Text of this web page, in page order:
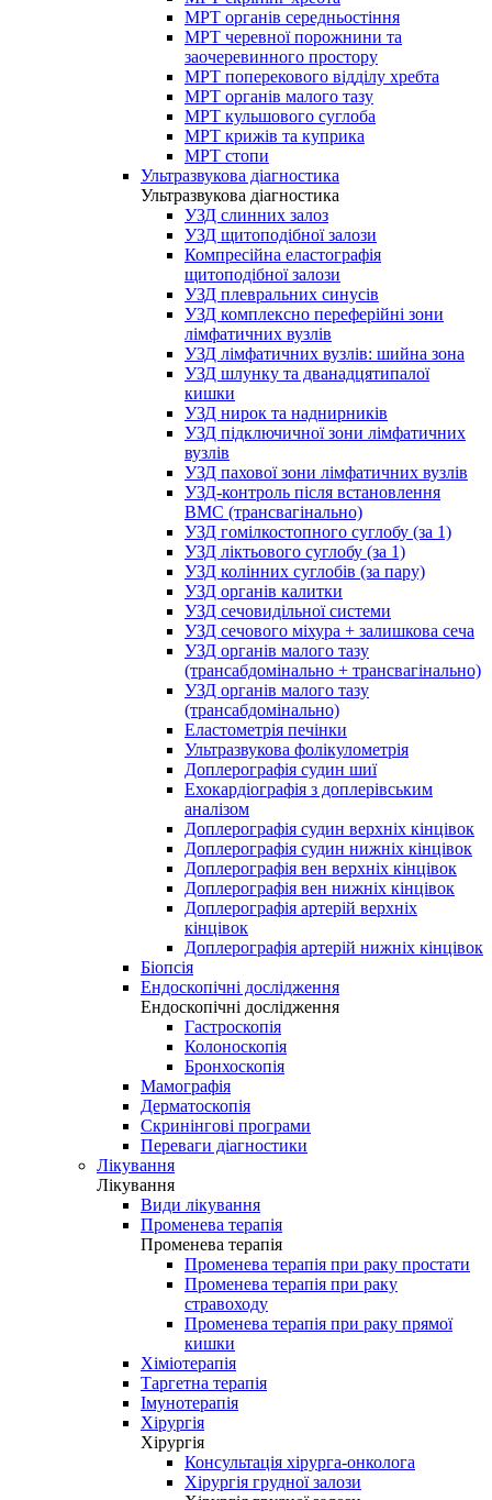
МРТ органів середньостіння
МРТ черевної порожнини та
заочеревинного простору
МРТ поперекового відділу хребта
МРТ органів малого тазу
МРТ кульшового суглоба
МРТ крижів та куприка
МРТ стопи
Ультразвукова діагностика
Ультразвукова діагностика
УЗД слинних залоз
УЗД щитоподібної залози
Компресійна еластографія
щитоподібної залози
УЗД плевральних синусів
УЗД комплексно переферійні зони
лімфатичних вузлів
УЗД лімфатичних вузлів: шийна зона
УЗД шлунку та дванадцятипалої
кишки
УЗД нирок та наднирників
УЗД підключичної зони лімфатичних
вузлів
УЗД пахової зони лімфатичних вузлів
УЗД-контроль після встановлення
ВМС (трансвагінально)
УЗД гомілкостопного суглобу (за 1)
УЗД ліктьового суглобу (за 1)
УЗД колінних суглобів (за пару)
УЗД органів калитки
УЗД сечовидільної системи
УЗД сечового міхура + залишкова сеча
УЗД органів малого тазу
(трансабдомінально + трансвагінально)
УЗД органів малого тазу
(трансабдомінально)
Еластометрія печінки
Ультразвукова фолікулометрія
Доплерографія судин шиї
Ехокардіографія з доплерівським
аналізом
Доплерографія судин верхніх кінцівок
Доплерографія судин нижніх кінцівок
Доплерографія вен верхніх кінцівок
Доплерографія вен нижніх кінцівок
Доплерографія артерій верхніх
кінцівок
Доплерографія артерій нижніх кінцівок
Біопсія
Ендоскопічні дослідження
Ендоскопічні дослідження
Гастроскопія
Колоноскопія
Бронхоскопія
Мамографія
Дерматоскопія
Скринінгові програми
Переваги діагностики
Лікування
Лікування
Види лікування
Променева терапія
Променева терапія
Променева терапія при раку простати
Променева терапія при раку
стравоходу
Променева терапія при раку прямої
кишки
Хіміотерапія
Таргетна терапія
Імунотерапія
Хірургія
Хірургія
Консультація хірурга-онколога
Хірургія грудної залози